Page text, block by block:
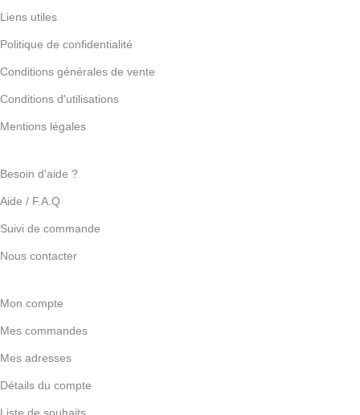
Liens utiles
Politique de confidentialité
Conditions générales de vente
Conditions d'utilisations
Mentions légales
Besoin d'aide ?
Aide / F.A.Q
Suivi de commande
Nous contacter
Mon compte
Mes commandes
Mes adresses
Détails du compte
Liste de souhaits